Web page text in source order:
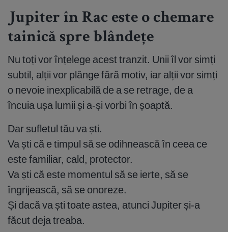
Jupiter în Rac este o chemare
tainică spre blândețe
Nu toți vor înțelege acest tranzit. Unii îl vor simți
subtil, alții vor plânge fără motiv, iar alții vor simți
o nevoie inexplicabilă de a se retrage, de a
încuia ușa lumii și a-și vorbi în șoaptă.
Dar sufletul tău va ști.
Va ști că e timpul să se odihnească în ceea ce
este familiar, cald, protector.
Va ști că este momentul să se ierte, să se
îngrijească, să se onoreze.
Și dacă va ști toate astea, atunci Jupiter și-a
făcut deja treaba.